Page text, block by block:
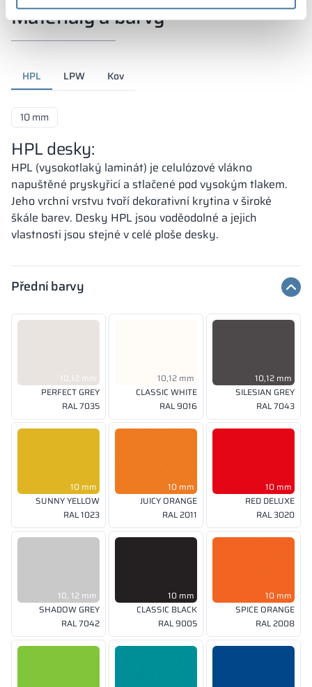
Materiály a barvy
HPL LPW Kov
10 mm
HPL desky:
HPL (vysokotlaký laminát) je celulózové vlákno
napuštěné pryskyřicí a stlačené pod vysokým tlakem.
Jeho vrchní vrstvu tvoří dekorativní krytina v široké
škále barev. Desky HPL jsou voděodolné a jejich
vlastnosti jsou stejné v celé ploše desky.
Přední barvy
10,12 mm
PERFECT GREY
RAL 7035
10,12 mm
CLASSIC WHITE
RAL 9016
10,12 mm
SILESIAN GREY
RAL 7043
10 mm
SUNNY YELLOW
RAL 1023
10 mm
JUICY ORANGE
RAL 2011
10 mm
RED DELUXE
RAL 3020
10, 12 mm
SHADOW GREY
RAL 7042
10 mm
CLASSIC BLACK
RAL 9005
10 mm
SPICE ORANGE
RAL 2008